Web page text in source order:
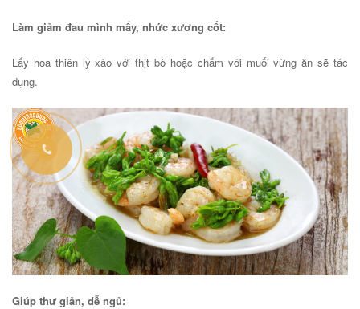
Làm giảm đau mình mẩy, nhức xương cốt:
Lấy hoa thiên lý xào với thịt bò hoặc chấm với muối vừng ăn sẽ tác
dụng.
Giúp thư giản, dễ ngủ: